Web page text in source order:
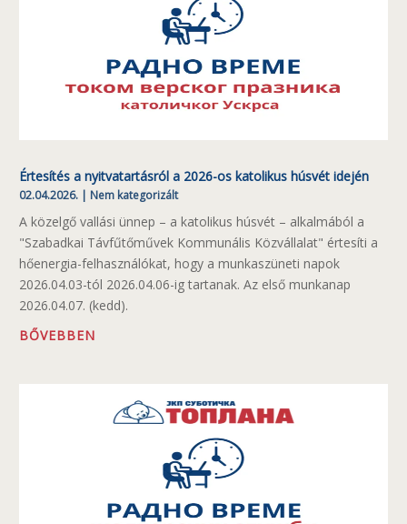
Értesítés a nyitvatartásról a 2026-os katolikus húsvét idején
02.04.2026. | Nem kategorizált
A közelgő vallási ünnep – a katolikus húsvét – alkalmából a
"Szabadkai Távfűtőművek Kommunális Közvállalat" értesíti a
hőenergia-felhasználókat, hogy a munkaszüneti napok
2026.04.03-tól 2026.04.06-ig tartanak. Az első munkanap
2026.04.07. (kedd).
BŐVEBBEN